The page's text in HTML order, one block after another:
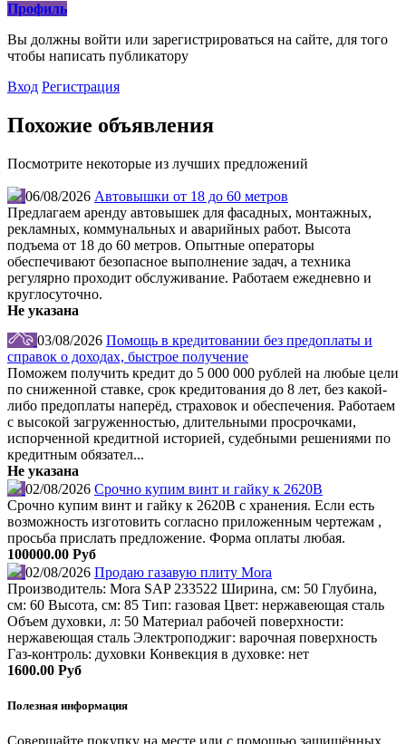
Профиль
Вы должны войти или зарегистрироваться на сайте, для того
чтобы написать публикатору
Вход Регистрация
Похожие объявления
Посмотрите некоторые из лучших предложений
06/08/2026 Автовышки от 18 до 60 метров
Предлагаем аренду автовышек для фасадных, монтажных,
рекламных, коммунальных и аварийных работ. Высота
подъема от 18 до 60 метров. Опытные операторы
обеспечивают безопасное выполнение задач, а техника
регулярно проходит обслуживание. Работаем ежедневно и
круглосуточно.
Не указана
03/08/2026 Помощь в кредитовании без предоплаты и
справок о доходах, быстрое получение
Поможем получить кредит до 5 000 000 рублей на любые цели
по сниженной ставке, срок кредитования до 8 лет, без какой-
либо предоплаты наперёд, страховок и обеспечения. Работаем
с высокой загруженностью, длительными просрочками,
испорченной кредитной историей, судебными решениями по
кредитным обязател...
Не указана
02/08/2026 Срочно купим винт и гайку к 2620В
Срочно купим винт и гайку к 2620В с хранения. Если есть
возможность изготовить согласно приложенным чертежам ,
просьба прислать предложение. Форма оплаты любая.
100000.00 Руб
02/08/2026 Продаю газавую плиту Mora
Производитель: Mora SAP 233522 Ширина, см: 50 Глубина,
см: 60 Высота, см: 85 Тип: газовая Цвет: нержавеющая сталь
Объем духовки, л: 50 Материал рабочей поверхности:
нержавеющая сталь Электроподжиг: варочная поверхность
Газ-контроль: духовки Конвекция в духовке: нет
1600.00 Руб
Полезная информация